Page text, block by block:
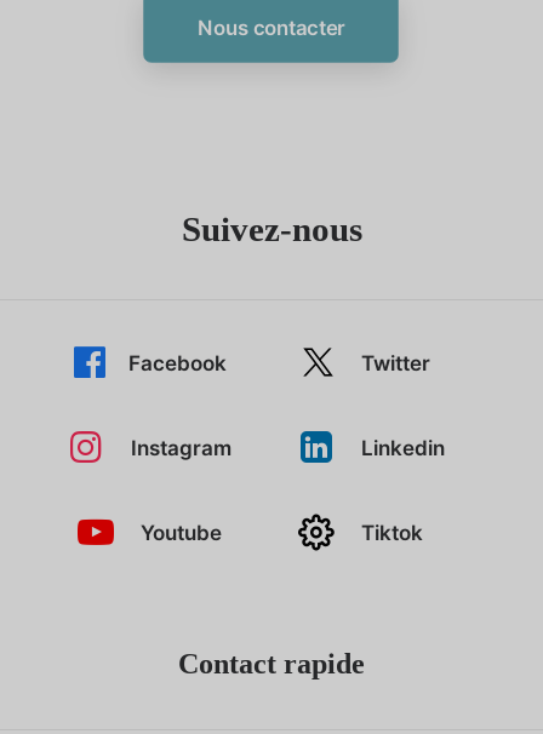
Nous contacter
Suivez-nous
Facebook Twitter
Instagram Linkedin
Youtube Tiktok
Contact rapide